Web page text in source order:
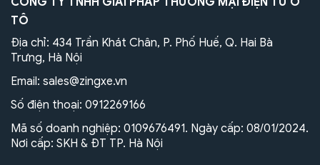
TÔ
Địa chỉ: 434 Trần Khát Chân, P. Phố Huế, Q. Hai Bà
Trưng, Hà Nội
Email: sales@zingxe.vn
Số điện thoại: 0912269166
Mã số doanh nghiệp: 0109676491. Ngày cấp: 08/01/2024.
Nơi cấp: SKH & ĐT TP. Hà Nội